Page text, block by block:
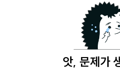
앗, 문제가